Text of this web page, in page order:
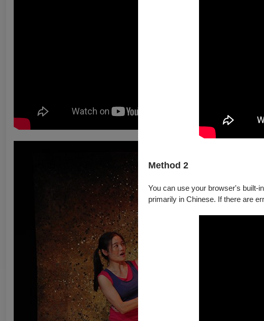
Method 2
You can use your browser's built-
primarily in Chinese. If there are